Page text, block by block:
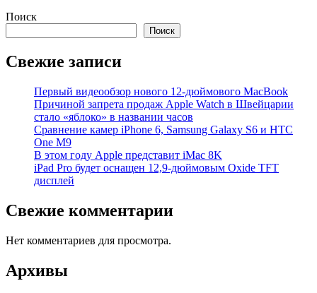
Поиск
Поиск
Свежие записи
Первый видеообзор нового 12-дюймового MacBook
Причиной запрета продаж Apple Watch в Швейцарии
стало «яблоко» в названии часов
Cравнение камер iPhone 6, Samsung Galaxy S6 и HTC
One M9
В этом году Apple представит iMac 8K
iPad Pro будет оснащен 12,9-дюймовым Oxide TFT
дисплей
Свежие комментарии
Нет комментариев для просмотра.
Архивы